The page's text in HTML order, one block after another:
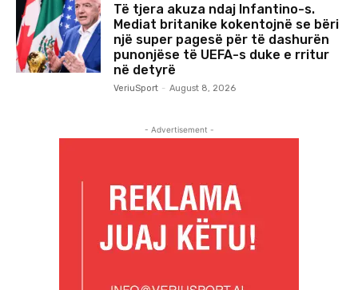
Të tjera akuza ndaj Infantino-s.
Mediat britanike kokentojnë se bëri
një super pagesë për të dashurën
punonjëse të UEFA-s duke e rritur
në detyrë
VeriuSport - August 8, 2026
- Advertisement -